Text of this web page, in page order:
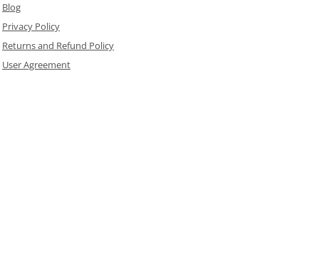
Blog
Privacy Policy
Returns and Refund Policy
User Agreement